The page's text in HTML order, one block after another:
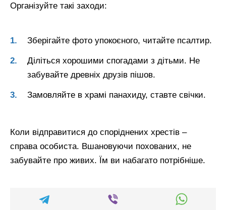
Організуйте такі заходи:
Зберігайте фото упокоєного, читайте псалтир.
Діліться хорошими спогадами з дітьми. Не
забувайте древніх друзів пішов.
Замовляйте в храмі панахиду, ставте свічки.
Коли відправитися до споріднених хрестів –
справа особиста. Вшановуючи похованих, не
забувайте про живих. Їм ви набагато потрібніше.